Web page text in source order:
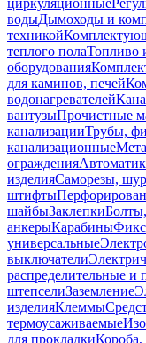
циркуляционные
водыДымоходы и
техникой
теплого полаТопливо
оборудования
для каминов, печей
водонагревателей
вантузыПрочистные
канализацииТрубы,
канализационные
ограждения
изделияСаморезы,
штифты
шайбыЗаклепки
анкерыКарабины
универсальные
выключатели
распределительные и
штепселиЗаземление
изделияКлеммы
термоусаживаемые
для прокладкиКороба,